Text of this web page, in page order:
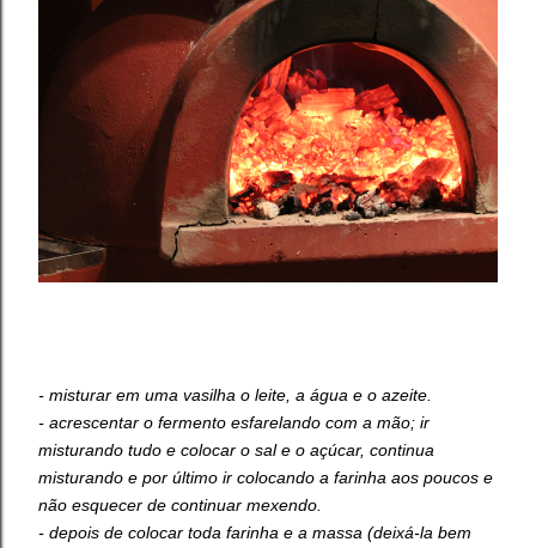
- misturar em uma vasilha o leite, a água e o azeite.
- acrescentar o fermento esfarelando com a mão; ir
misturando tudo e colocar o sal e o açúcar, continua
misturando e por último ir colocando a farinha aos poucos e
não esquecer de continuar mexendo.
- depois de colocar toda farinha e a massa (deixá-la bem